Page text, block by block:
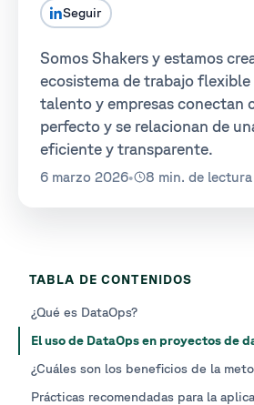
Seguir
Somos Shakers y estamos
ecosistema de trabajo flexible
talento y empresas conectan
perfecto y se relacionan de
eficiente y transparente.
6 marzo 2026• 8 min. de lectura
TABLA DE CONTENIDOS
¿Qué es DataOps?
El uso de DataOps en proyectos de
¿Cuáles son los beneficios de la
Prácticas recomendadas para la